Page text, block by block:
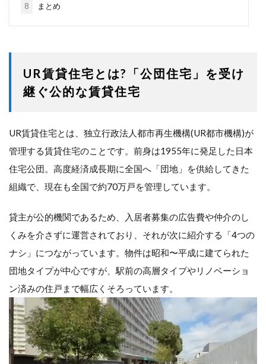
8 まとめ
UR賃貸住宅とは?「公団住宅」を受け
継ぐ公的な賃貸住宅
UR賃貸住宅とは、独立行政法人都市再生機構(UR都市機構)が
管理する賃貸住宅のことです。前身は1955年に発足した日本
住宅公団。高度経済成長期に全国へ「団地」を供給してきた
組織で、現在も全国で約70万戸を管理しています。
貸主が公的機関であるため、入居者募集の広告費や仲介のし
くみを介さずに運営されており、それが次に紹介する「4つの
ナシ」につながっています。物件は昭和〜平成に建てられた
団地タイプが中心ですが、駅前の高層タイプやリノベーショ
ン済みの住戸まで幅広くそろっています。